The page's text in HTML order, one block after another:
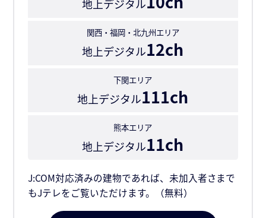
地上デジタル
関西・福岡・北九州エリア
地上デジタル12ch
下関エリア
地上デジタル111ch
熊本エリア
地上デジタル11ch
J:COM対応済みの建物であれば、未加入者さまで
もJテレをご覧いただけます。（無料）